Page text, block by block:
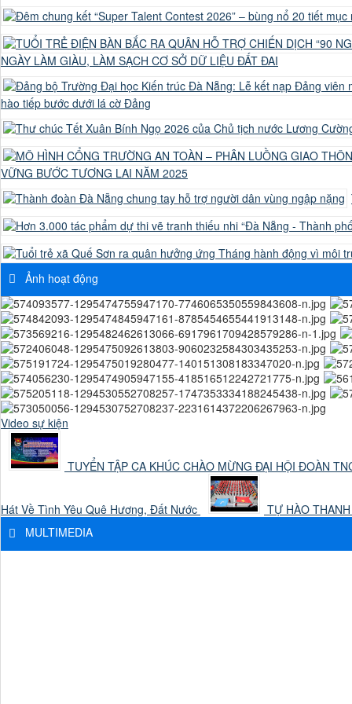
NGÀY LÀM GIÀU, LÀM SẠCH CƠ SỞ DỮ LIỆU ĐẤT ĐAI
hào tiếp bước dưới lá cờ Đảng
VỮNG BƯỚC TƯƠNG LAI NĂM 2025
Ảnh hoạt động
Video sự kiện
TUYỂN TẬP CA KHÚC CHÀO MỪNG ĐẠI HỘI ĐOÀN
Hát Về Tình Yêu Quê Hương, Đất Nước
TỰ HÀO
MULTIMEDIA